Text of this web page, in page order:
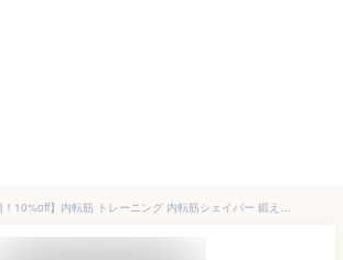
【マラソン特価！10%off】内転筋 トレーニング 内転筋シェイパー 鍛える 器具 筋トレ 可愛い おしゃれ 骨盤底筋 PC筋 内転筋スライダー ヒップトレーニング 内転筋トレーニング 太もも 男性 女性 脚痩せ 送料無料 クリスマス ギフト プレゼント